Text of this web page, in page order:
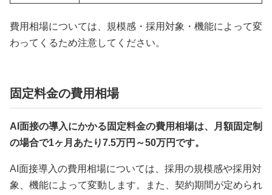
費用相場については、規模感・採用対象・機能によって変
わってくるため注意してください。
固定料金の費用相場
AI面接の導入にかかる固定料金の費用相場は、月額固定制
の場合で1ヶ月あたり7.5万円～50万円です。
AI面接導入の費用相場については、採用の規模感や採用対
象、機能によって変動します。また、契約期間が定められ